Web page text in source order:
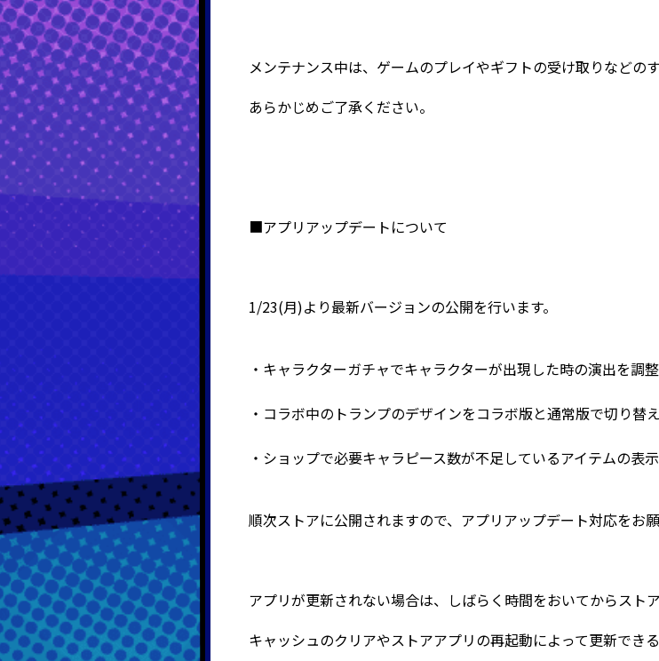
メンテナンス中は、ゲームのプレイやギフトの受け取りなどの
あらかじめご了承ください。
■アプリアップデートについて
1/23(月)より最新バージョンの公開を行います。
・キャラクターガチャでキャラクターが出現した時の演出を調
・コラボ中のトランプのデザインをコラボ版と通常版で切り替
・ショップで必要キャラピース数が不足しているアイテムの表
順次ストアに公開されますので、アプリアップデート対応をお願
アプリが更新されない場合は、しばらく時間をおいてからスト
キャッシュのクリアやストアアプリの再起動によって更新できる